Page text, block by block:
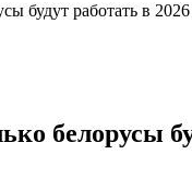
будут работать в
белорусы